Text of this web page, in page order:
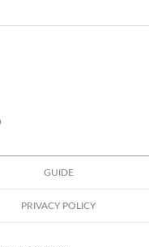
GUIDE
PRIVACY POLICY